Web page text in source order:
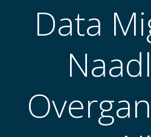
Data